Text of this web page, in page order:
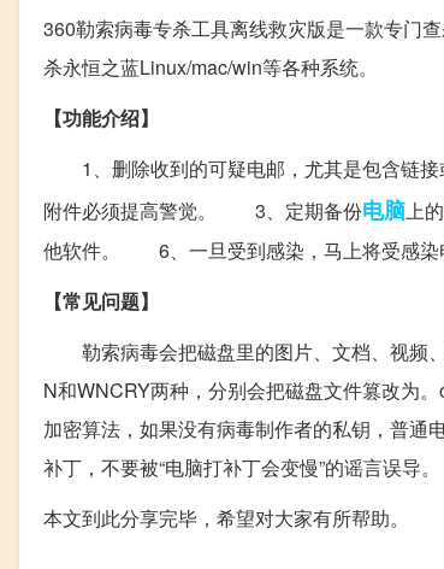
360勒索病毒专杀工具离线救灾版是一款专门
杀永恒之蓝Linux/mac/win等各种系统。
【功能介绍】
1、删除收到的可疑电邮，尤其是包含链
附件必须提高警觉。 3、定期备份电脑上
他软件。 6、一旦受到感染，马上将受感染
【常见问题】
勒索病毒会把磁盘里的图片、文档、视频
N和WNCRY两种，分别会把磁盘文件篡改
加密算法，如果没有病毒制作者的私钥，普通
补丁，不要被“电脑打补丁会变慢”的谣言误导。
本文到此分享完毕，希望对大家有所帮助。